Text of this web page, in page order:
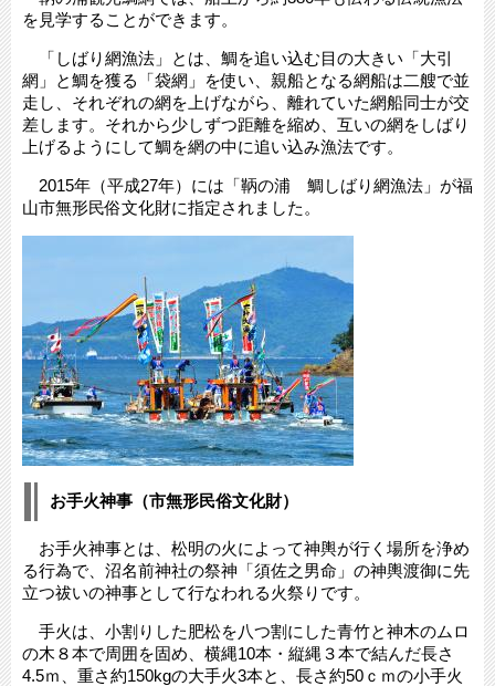
を見学することができます。
「しばり網漁法」とは、鯛を追い込む目の大きい「大引
網」と鯛を獲る「袋網」を使い、親船となる網船は二艘で並
走し、それぞれの網を上げながら、離れていた網船同士が交
差します。それから少しずつ距離を縮め、互いの網をしばり
上げるようにして鯛を網の中に追い込み漁法です。
2015年（平成27年）には「鞆の浦 鯛しばり網漁法」が福
山市無形民俗文化財に指定されました。
お手火神事（市無形民俗文化財）
お手火神事とは、松明の火によって神輿が行く場所を浄め
る行為で、沼名前神社の祭神「須佐之男命」の神輿渡御に先
立つ祓いの神事として行なわれる火祭りです。
手火は、小割りした肥松を八つ割にした青竹と神木のムロ
の木８本で周囲を固め、横縄10本・縦縄３本で結んだ長さ
4.5ｍ、重さ約150kgの大手火3本と、長さ約50ｃｍの小手火